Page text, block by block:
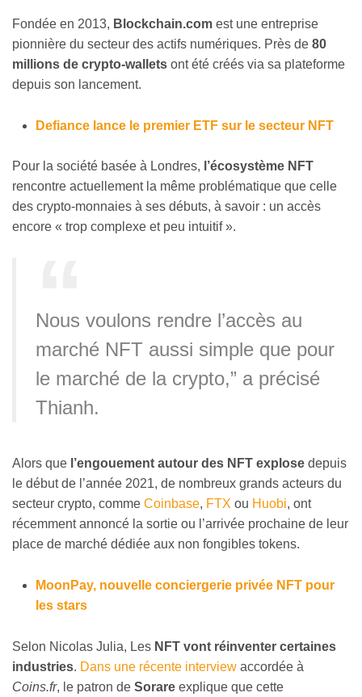
Fondée en 2013, Blockchain.com est une entreprise
pionnière du secteur des actifs numériques. Près de 80
millions de crypto-wallets ont été créés via sa plateforme
depuis son lancement.
Defiance lance le premier ETF sur le secteur NFT
Pour la société basée à Londres, l’écosystème NFT
rencontre actuellement la même problématique que celle
des crypto-monnaies à ses débuts, à savoir : un accès
encore « trop complexe et peu intuitif ».
Nous voulons rendre l’accès au
marché NFT aussi simple que pour
le marché de la crypto,” a précisé
Thianh.
Alors que l’engouement autour des NFT explose depuis
le début de l’année 2021, de nombreux grands acteurs du
secteur crypto, comme Coinbase, FTX ou Huobi, ont
récemment annoncé la sortie ou l’arrivée prochaine de leur
place de marché dédiée aux non fongibles tokens.
MoonPay, nouvelle conciergerie privée NFT pour
les stars
Selon Nicolas Julia, Les NFT vont réinventer certaines
industries. Dans une récente interview accordée à
Coins.fr, le patron de Sorare explique que cette